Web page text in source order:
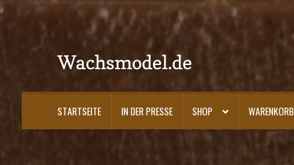
Zur
Navigation
Zum
Inhalt
Wachsmodel.de
STARTSEITE IN DER PRESSE SHOP WARENKORB
In der Presse